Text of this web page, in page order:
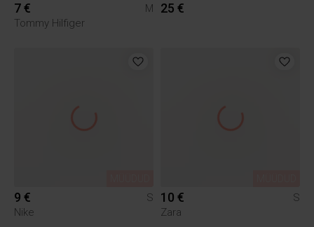
7 €
M
Tommy Hilfiger
25 €
9 €
S
Nike
10 €
S
Zara